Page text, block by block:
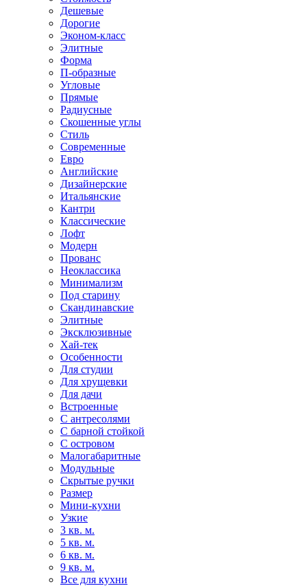
Дешевые
Дорогие
Эконом-класс
Элитные
Форма
П-образные
Угловые
Прямые
Радиусные
Скошенные углы
Стиль
Современные
Евро
Английские
Дизайнерские
Итальянские
Кантри
Классические
Лофт
Модерн
Прованс
Неоклассика
Минимализм
Под старину
Скандинавские
Элитные
Эксклюзивные
Хай-тек
Особенности
Для студии
Для хрущевки
Для дачи
Встроенные
С антресолями
С барной стойкой
С островом
Малогабаритные
Модульные
Скрытые ручки
Размер
Мини-кухни
Узкие
3 кв. м.
5 кв. м.
6 кв. м.
9 кв. м.
Все для кухни